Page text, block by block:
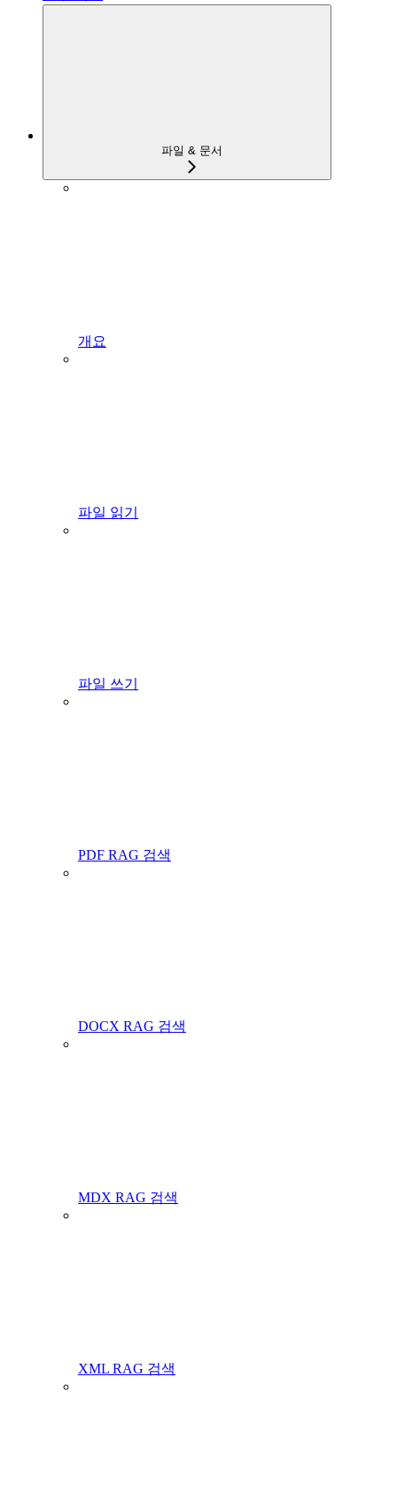
파일 & 문서
개요
파일 읽기
파일 쓰기
PDF RAG 검색
DOCX RAG 검색
MDX RAG 검색
XML RAG 검색